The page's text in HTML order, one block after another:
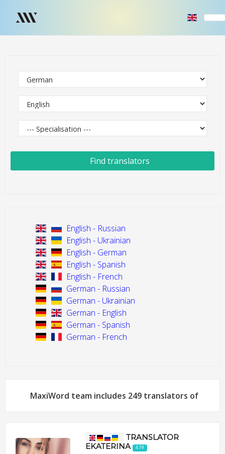
Find translators
English - Russian
English - Ukrainian
English - German
English - Spanish
English - French
German - Russian
German - Ukrainian
German - English
German - Spanish
German - French
MaxiWord team includes 249 translators of
TRANSLATOR
EKATERINA
4.19